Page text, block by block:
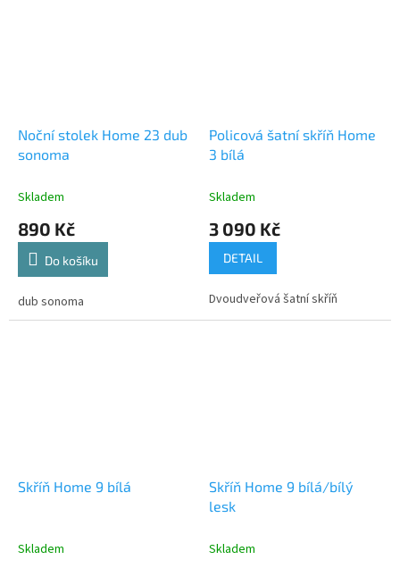
Noční stolek Home 23 dub
sonoma
Skladem
890 Kč
Do košíku
dub sonoma
Policová šatní skříň Home
3 bílá
Skladem
3 090 Kč
DETAIL
Dvoudveřová šatní skříň
Skříň Home 9 bílá
Skladem
Skříň Home 9 bílá/bílý
lesk
Skladem